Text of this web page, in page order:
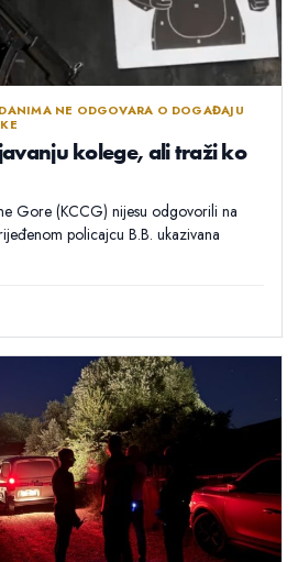
NE ODGOVARA O DOGAĐAJU
kolege, ali traži ko
Gore (KCCG) nijesu odgovorili na
policajcu B.B. ukazivana